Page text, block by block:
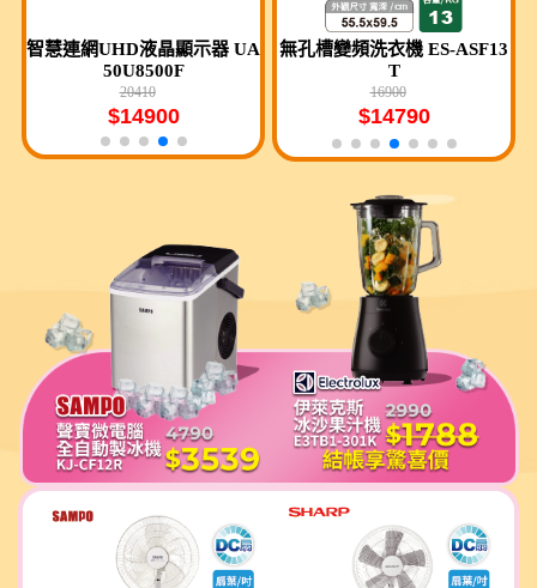
智慧連網UHD液晶顯示器 UA
50U8500F
20410
$14900
聲霸 HW-QS700F
結帳享驚喜價
飛利浦全自動雙研磨美式咖啡
機 HD7900/50
7290
結帳享驚喜價
無孔槽變頻洗衣機 ES-ASF13
T
16900
$14790